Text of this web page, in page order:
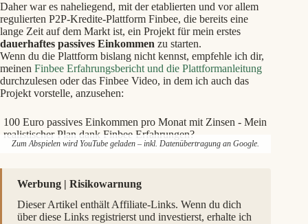
Daher war es naheliegend, mit der etablierten und vor allem
regulierten P2P-Kredite-Plattform Finbee, die bereits eine
lange Zeit auf dem Markt ist, ein Projekt für mein erstes
dauerhaftes passives Einkommen zu starten.
Wenn du die Plattform bislang nicht kennst, empfehle ich dir,
meinen Finbee Erfahrungsbericht und die Plattformanleitung
durchzulesen oder das Finbee Video, in dem ich auch das
Projekt vorstelle, anzusehen:
100 Euro passives Einkommen pro Monat mit Zinsen - Mein
realistischer Plan dank Finbee Erfahrungen?
Zum Abspielen wird YouTube geladen – inkl. Datenübertragung an Google.
Werbung | Risikowarnung
Dieser Artikel enthält Affiliate-Links. Wenn du dich
über diese Links registrierst und investierst, erhalte ich